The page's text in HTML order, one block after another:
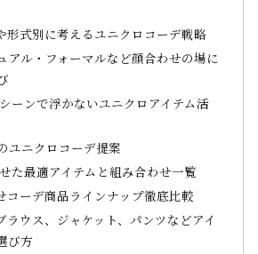
形式別に考えるユニクロコーデ戦略
アル・フォーマルなど顔合わせの場に
ーンで浮かないユニクロアイテム活
ユニクロコーデ提案
た最適アイテムと組み合わせ一覧
コーデ商品ラインナップ徹底比較
ラウス、ジャケット、パンツなどアイ
び方